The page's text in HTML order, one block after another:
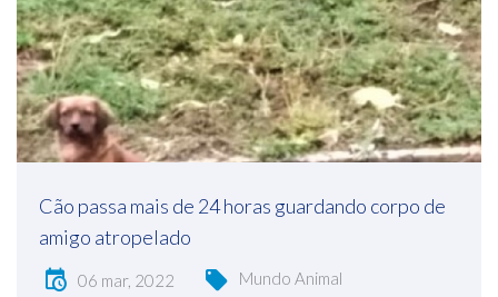
Cão passa mais de 24 horas guardando corpo de
amigo atropelado
06 mar, 2022 Mundo Animal